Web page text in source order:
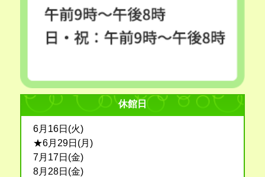
休館日
6月16日(火)
★6月29日(月)
7月17日(金)
8月28日(金)